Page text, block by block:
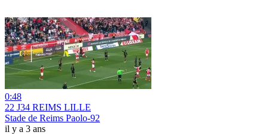
0:48
22 J34 REIMS LILLE
Stade de Reims Paolo-92
il y a 3 ans